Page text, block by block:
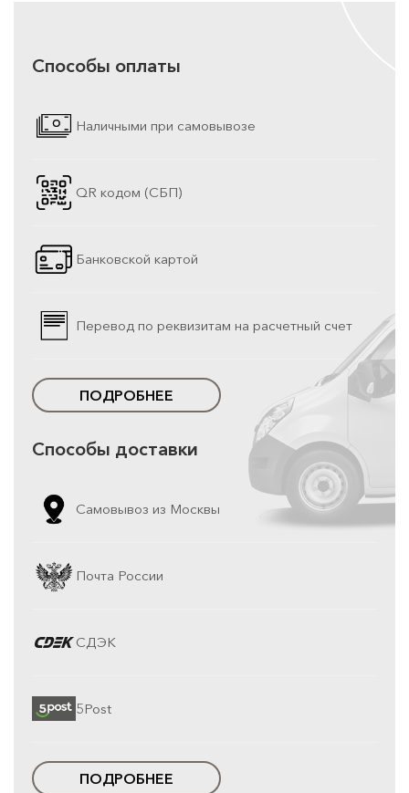
Способы оплаты
Наличными при самовывозе
QR кодом (СБП)
Банковской картой
Перевод по реквизитам на расчетный счет
ПОДРОБНЕЕ
Способы доставки
Самовывоз из Москвы
Почта России
СДЭК
5Post
ПОДРОБНЕЕ